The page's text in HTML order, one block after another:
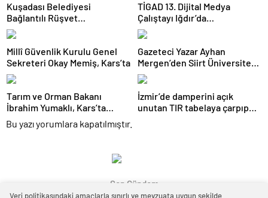
Kuşadası Belediyesi
Bağlantılı Rüşvet
Operasyonunda 16 Şüpheli
Adliyeye Sevk Edildi
TİGAD 13. Dijital Medya
Çalıştayı Iğdır’da
Gerçekleştirildi: 81 İlden 150
Gazeteci Buluştu
Millî Güvenlik Kurulu Genel
Sekreteri Okay Memiş, Kars’ta
Gazeteci Yazar Ayhan
Mergen’den Siirt Üniversitesi
Rektörü Prof. Dr. Nihat
Şındak’a Açık Mektup: “Tıp
Fakültesine Sahip Çıkın”
Tarım ve Orman Bakanı
İbrahim Yumaklı, Kars’ta
Esnafla Buluştu
İzmir’de damperini açık
unutan TIR tabelaya çarpıp
Bu yazı yorumlara kapatılmıştır.
Son Gündem
Veri politikasındaki amaçlarla sınırlı ve mevzuata uygun şekilde